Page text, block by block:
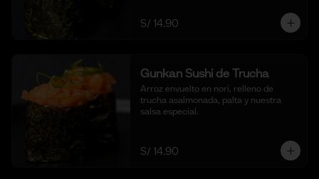
S/ 14.90
Gunkan Sushi de Trucha
Arroz envuelto en nori, relleno de
trucha asalmonada, palta y nuestra
salsa especial.
S/ 14.90